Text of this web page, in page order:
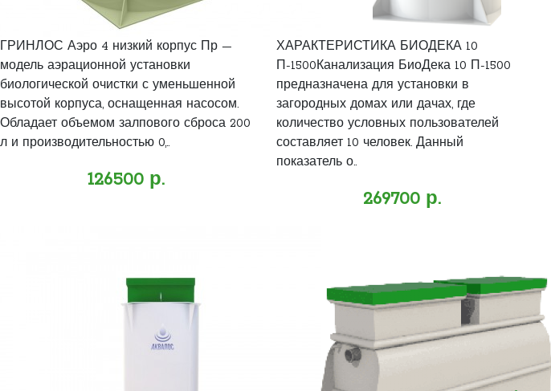
ГРИНЛОС Аэро 4 низкий корпус Пр —
модель аэрационной установки
биологической очистки с уменьшенной
высотой корпуса, оснащенная насосом.
Обладает объемом залпового сброса 200
л и производительностью 0,..
126500 р.
ХАРАКТЕРИСТИКА БИОДЕКА 10
П-1500Канализация БиоДека 10 П-1500
предназначена для установки в
загородных домах или дачах, где
количество условных пользователей
составляет 10 человек. Данный
показатель о..
269700 р.